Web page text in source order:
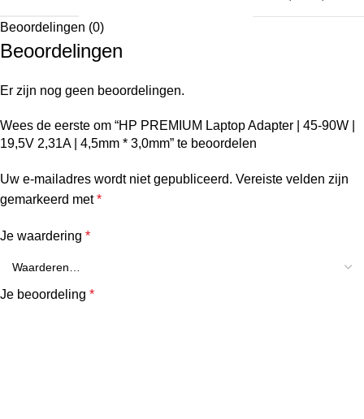
Beoordelingen (0)
Beoordelingen
Er zijn nog geen beoordelingen.
Wees de eerste om “HP PREMIUM Laptop Adapter | 45-90W |
19,5V 2,31A | 4,5mm * 3,0mm” te beoordelen
Uw e-mailadres wordt niet gepubliceerd. Vereiste velden zijn
gemarkeerd met*
Je waardering *
Je beoordeling *